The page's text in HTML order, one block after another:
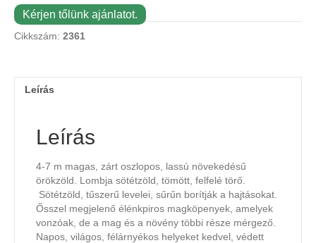
Kérjen tőlünk ajánlatot.
Cikkszám: 2361
Leírás
Leírás
4-7 m magas, zárt oszlopos, lassú növekedésű
örökzöld. Lombja sötétzöld, tömött, felfelé törő.
Sötétzöld, tűszerű levelei, sűrűn borítják a hajtásokat.
Ősszel megjelenő élénkpiros magköpenyek, amelyek
vonzóak, de a mag és a növény többi része mérgező.
Napos, világos, félárnyékos helyeket kedvel, védett